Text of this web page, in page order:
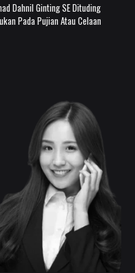
Dahnil Ginting SE Dituding
Pada Pujian Atau Celaan